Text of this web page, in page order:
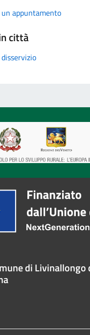
appuntamento
città
di Livinallongo